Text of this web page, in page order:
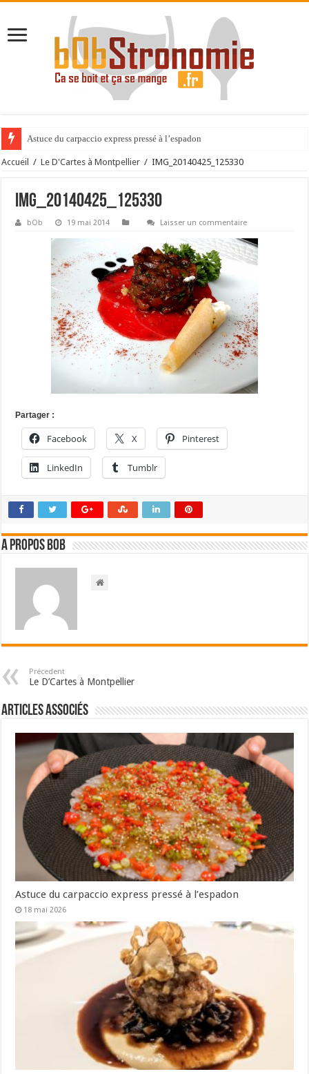
Astuce du carpaccio express pressé à l’espadon
Accueil / Le D'Cartes à Montpellier / IMG_20140425_125330
IMG_20140425_125330
bOb 19 mai 2014 Laisser un commentaire
Partager :
Facebook X Pinterest
LinkedIn Tumblr
A propos bOb
Précedent
Le D’Cartes à Montpellier
Articles associés
Astuce du carpaccio express pressé à l’espadon
18 mai 2026